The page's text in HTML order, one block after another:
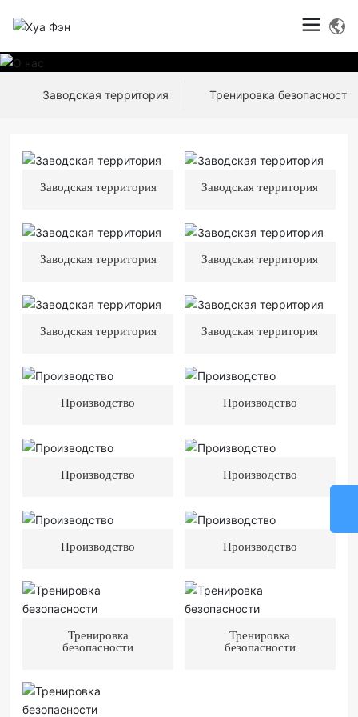
Заводская территория Тренировка безопасности
Заводская территория Заводская территория
Заводская территория Заводская территория
Заводская территория Заводская территория
Производство Производство
Производство Производство
Производство Производство
Тренировка
безопасности
Тренировка
безопасности